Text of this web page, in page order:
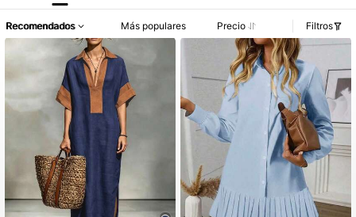
Recomendados Más populares Precio Filtros